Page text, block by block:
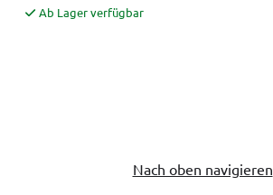
Ab Lager verfügbar
Nach oben navigieren